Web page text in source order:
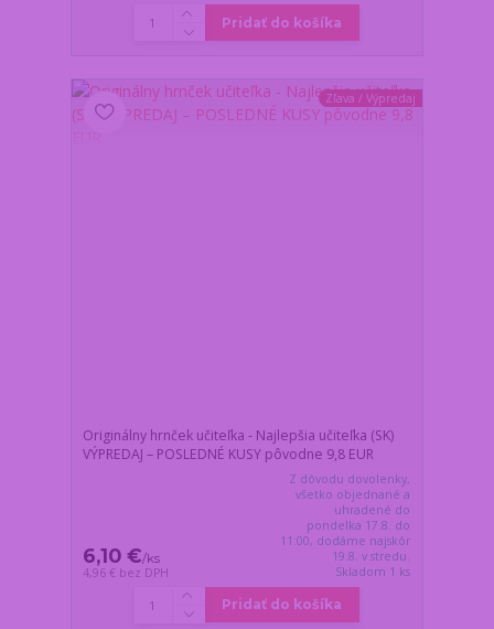
Pridať do košíka
Zľava / Výpredaj
Originálny hrnček učiteľka - Najlepšia učiteľka (SK)
VÝPREDAJ – POSLEDNÉ KUSY pôvodne 9,8 EUR
6,10 €/ks
4,96 € bez DPH
Z dôvodu dovolenky,
všetko objednané a
uhradené do
pondelka 17.8. do
11:00, dodáme najskôr
19.8. v stredu.
Skladom 1 ks
Pridať do košíka